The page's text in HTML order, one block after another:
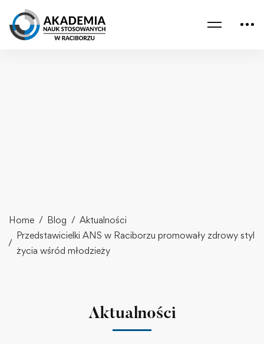
Home Blog
Aktualności
Przedstawicielki ANS w Raciborzu promowały zdrowy styl
życia wśród młodzieży
Aktualności